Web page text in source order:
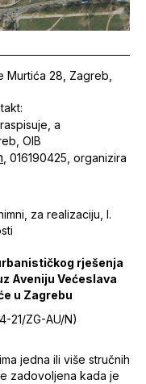
Murtića 28, Zagreb,
a
OIB
, 016190425, organizira
za realizaciju, I.
rješenja
Aveniju Većeslava
u Zagrebu
21/ZG-AU/N)
jedna ili više stručnih
zadovoljena kada je